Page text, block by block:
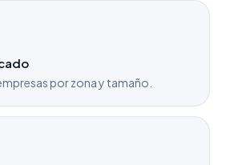
por zona y tamaño.